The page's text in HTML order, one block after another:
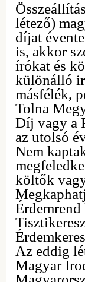
létező)
díjat
is, akkor
írókat és
különálló
másfélék,
Tolna
Díj vagy a
az utolsó
Nem
költők
Az eddig
Magyar